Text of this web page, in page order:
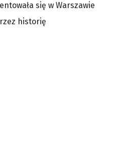
się w Warszawie
historię